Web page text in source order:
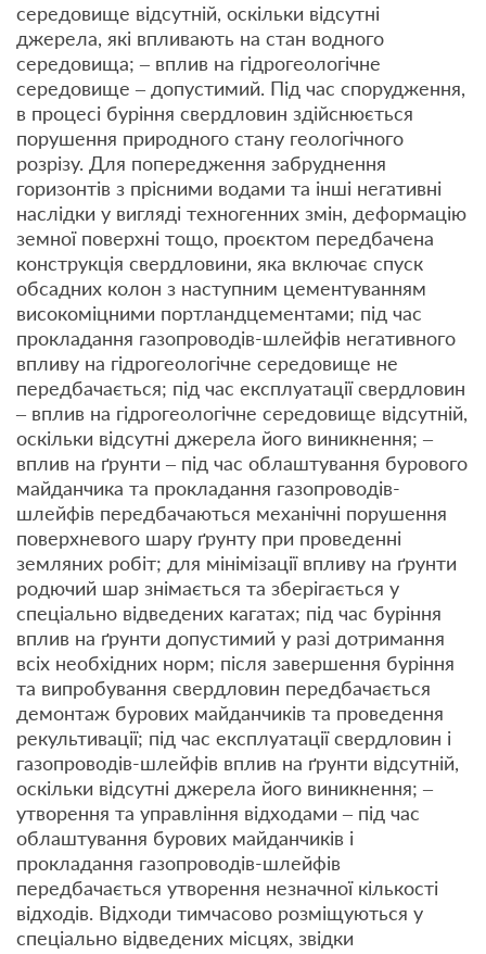
середовище відсутній, оскільки відсутні
джерела, які впливають на стан водного
середовища; – вплив на гідрогеологічне
середовище – допустимий. Під час спорудження,
в процесі буріння свердловин здійснюється
порушення природного стану геологічного
розрізу. Для попередження забруднення
горизонтів з прісними водами та інші негативні
наслідки у вигляді техногенних змін, деформацію
земної поверхні тощо, проєктом передбачена
конструкція свердловини, яка включає спуск
обсадних колон з наступним цементуванням
високоміцними портландцементами; під час
прокладання газопроводів-шлейфів негативного
впливу на гідрогеологічне середовище не
передбачається; під час експлуатації свердловин
– вплив на гідрогеологічне середовище відсутній,
оскільки відсутні джерела його виникнення; –
вплив на ґрунти – під час облаштування бурового
майданчика та прокладання газопроводів-
шлейфів передбачаються механічні порушення
поверхневого шару ґрунту при проведенні
земляних робіт; для мінімізації впливу на ґрунти
родючий шар знімається та зберігається у
спеціально відведених кагатах; під час буріння
вплив на ґрунти допустимий у разі дотримання
всіх необхідних норм; після завершення буріння
та випробування свердловин передбачається
демонтаж бурових майданчиків та проведення
рекультивації; під час експлуатації свердловин і
газопроводів-шлейфів вплив на ґрунти відсутній,
оскільки відсутні джерела його виникнення; –
утворення та управління відходами – під час
облаштування бурових майданчиків і
прокладання газопроводів-шлейфів
передбачається утворення незначної кількості
відходів. Відходи тимчасово розміщуються у
спеціально відведених місцях, звідки